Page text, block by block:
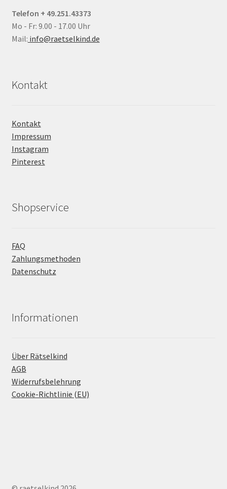
Telefon + 49.251.43373
Mo - Fr: 9.00 - 17.00 Uhr
Mail: info@raetselkind.de
Kontakt
Kontakt
Impressum
Instagram
Pinterest
Shopservice
FAQ
Zahlungsmethoden
Datenschutz
Informationen
Über Rätselkind
AGB
Widerrufsbelehrung
Cookie-Richtlinie (EU)